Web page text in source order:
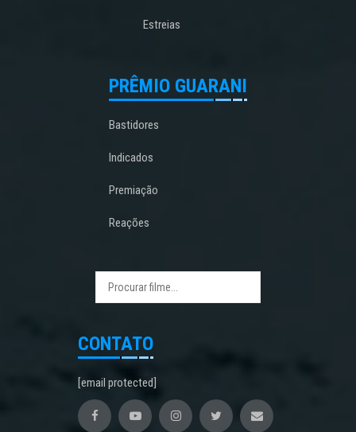
Estreias
PRÊMIO GUARANI
Bastidores
Indicados
Premiação
Reações
CONTATO
[email protected]